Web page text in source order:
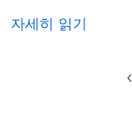
[제9회/2013년/그
자세히 읽기
페이지 지